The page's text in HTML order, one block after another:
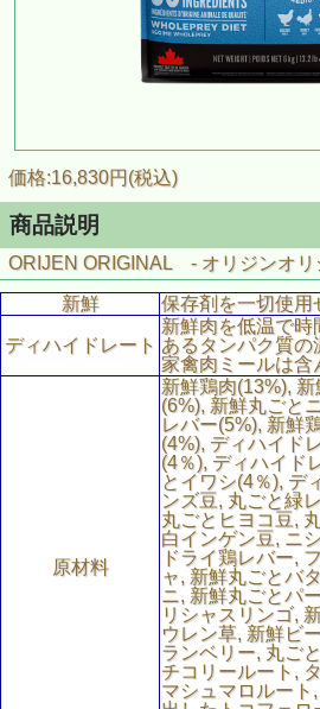
価格:16,830円(税込)
商品説明
ORIJEN ORIGINAL - オリジンオリ
新鮮
保存剤を一切使用
ディハイドレート
新鮮肉を低温で
あるタンパク質
家禽肉ミールは含
原材料
新鮮鶏肉(13%),
(6%), 新鮮丸ごと
レバー(5%), 新鮮
(4%), ディハイド
(4％), ディハイド
とイワシ(4％), デ
ンズ豆, 丸ごと緑
丸ごとヒヨコ豆,
白インゲン豆, ニ
ドライ鶏レバー,
ャ, 新鮮丸ごとバ
ニ, 新鮮丸ごとパ
リシャスリンゴ,
ウレン草, 新鮮ビ
ランベリー, 丸ご
チコリールート,
マシュマロルー